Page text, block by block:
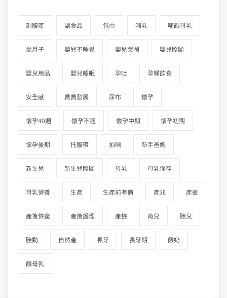
剖腹產 副食品 包巾 哺乳 哺餵母乳
坐月子 嬰兒不睡覺 嬰兒哭鬧 嬰兒照顧
嬰兒用品 嬰兒睡眠 孕吐 孕婦飲食
安全感 寶寶發展 尿布 懷孕
懷孕40週 懷孕不適 懷孕中期 懷孕初期
懷孕後期 托腹帶 拍嗝 新手爸媽
新生兒 新生兒照顧 母乳 母乳保存
母乳營養 生產 生產前準備 產兆 產後
產後恢復 產後護理 產檢 育兒 胎兒
胎動 自然產 長牙 長牙期 餵奶
餵母乳